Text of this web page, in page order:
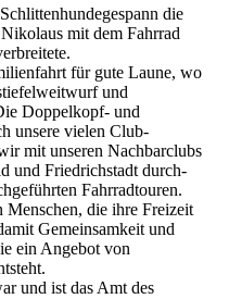
die
mit dem Fahrrad
für gute Laune, wo
und
Doppelkopf- und
unsere vielen Club-
mit unseren Nachbarclubs
und Friedrichstadt durch-
Fahrradtouren.
die ihre Freizeit
Gemeinsamkeit und
ein Angebot von
und ist das Amt des